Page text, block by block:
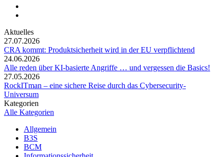
Aktuelles
27.07.2026
CRA kommt: Produktsicherheit wird in der EU verpflichtend
24.06.2026
Alle reden über KI-basierte Angriffe … und vergessen die Basics!
27.05.2026
RockITman – eine sichere Reise durch das Cybersecurity-
Universum
Kategorien
Alle Kategorien
Allgemein
B3S
BCM